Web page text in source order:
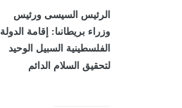
الرئيس السيسى ورئيس
وزراء بريطانىا: إقامة الدولة
الفلسطينية السبيل الوحيد
لتحقيق السلام الدائم